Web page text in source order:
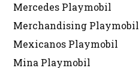
Mercedes Playmobil
Merchandising Playmobil
Mexicanos Playmobil
Mina Playmobil